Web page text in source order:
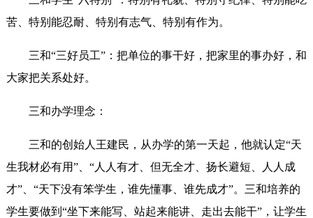
苦、特别能忍耐、特别有志气、特别有作为。
三和“三好员工”：把单位的事干好，把家里的事办好，和
大家把关系处好。
三和办学理念：
三和的创始人王建民，从办学的第一天起，他就认定“天
生我材必有用”、“人人有才、但无全才、扬长避短、人人成
才”、“天下没有笨学生，谁先懂事、谁先成才”。三和培养的
学生要做到“坐下来能写、站起来能讲、走出去能干”，让学生